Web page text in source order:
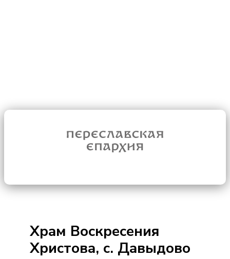
Храм Воскресения
Христова, с. Давыдово